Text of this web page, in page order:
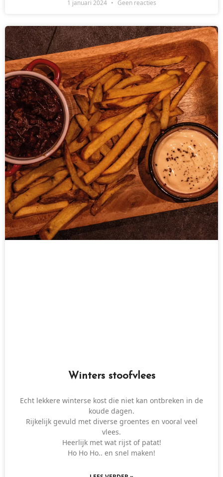
1 januari 2024 Geen reacties
Winters stoofvlees
Echt lekkere winterse kost die niet kan ontbreken in de
koude dagen.
Rijkelijk gevuld met diverse groentes en vooral veel
vlees.
Heerlijk met wat rijst of patat!
Ho Ho Ho.. en snel maken!